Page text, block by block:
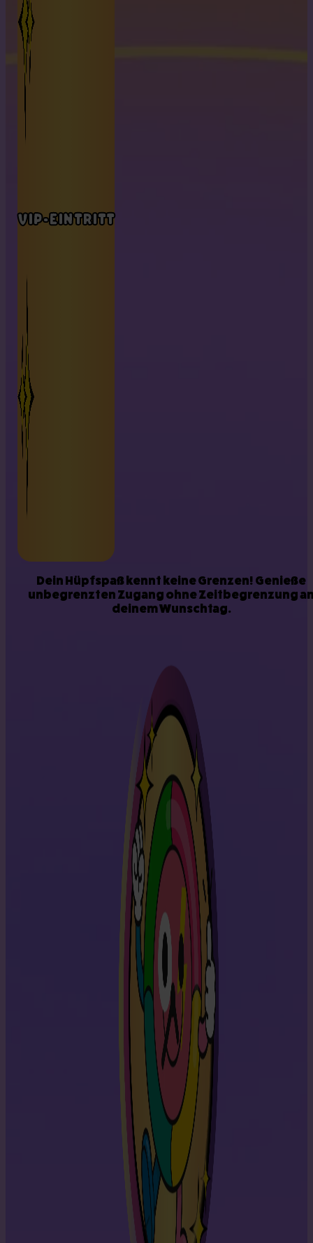
VIP-EINTRITT
Dein Hüpfspaß kennt keine Grenzen! Genieße
unbegrenzten Zugang ohne Zeitbegrenzung
deinem Wunschtag.